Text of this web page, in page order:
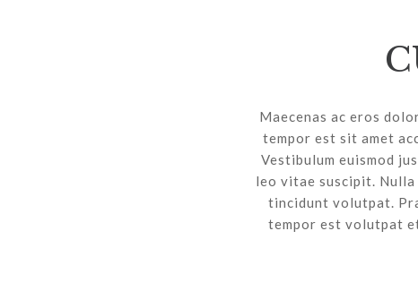
Maecenas ac eros
tempor est sit amet
Vestibulum euismod
leo vitae suscipit.
tincidunt volutpat.
tempor est volutpat